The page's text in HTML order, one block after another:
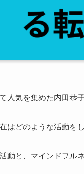
人気を集めた内田恭子
はどのような活動を
動と、マインドフル